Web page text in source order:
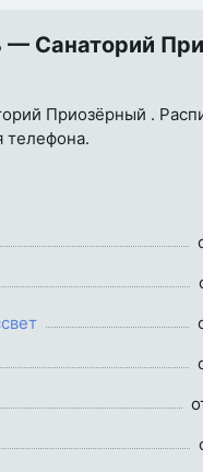
Санаторий
Приозёрный .
телефона.